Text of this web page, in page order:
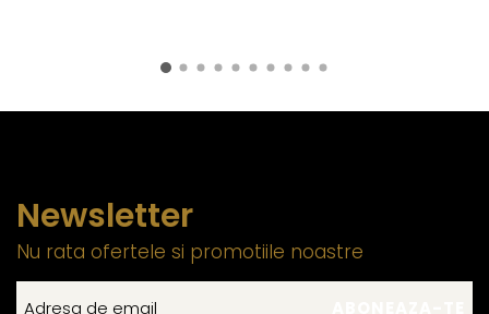
Newsletter
Nu rata ofertele si promotiile noastre